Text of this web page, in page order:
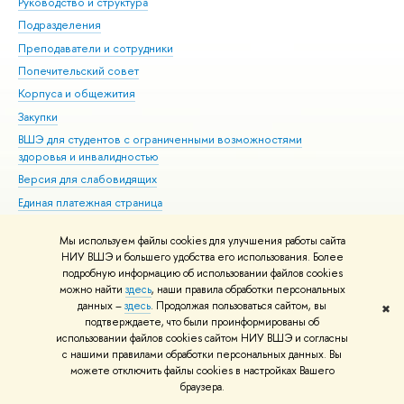
Мы используем файлы cookies для улучшения работы сайта
НИУ ВШЭ и большего удобства его использования. Более
подробную информацию об использовании файлов cookies
можно найти здесь, наши правила обработки персональных
данных –здесь. Продолжая пользоваться сайтом, вы
подтверждаете, что были проинформированы об
использовании файлов cookies сайтом НИУ ВШЭ и согласны
с нашими правилами обработки персональных данных. Вы
можете отключить файлы cookies в настройках Вашего
браузера.
✖
Подразделения
Преподаватели и сотрудники
Попечительский совет
Корпуса и общежития
Закупки
ВШЭ для студентов с ограниченными возможностями
здоровья и инвалидностью
Версия для слабовидящих
Единая платежная страница
Редактору
© НИУ ВШЭ 1993–2026 Адреса и контакты Условия использования
материалов Политика конфиденциальности Карта сайта
Шрифты HSE Sans и HSE Slab разработаны вШколе дизайна НИУ ВШЭ